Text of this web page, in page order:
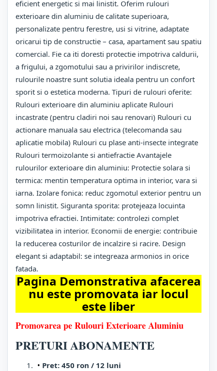
eficient energetic si mai linistit. Oferim rulouri
exterioare din aluminiu de calitate superioara,
personalizate pentru ferestre, usi si vitrine, adaptate
oricarui tip de constructie – casa, apartament sau spatiu
comercial. Fie ca iti doresti protectie impotriva caldurii,
a frigului, a zgomotului sau a privirilor indiscrete,
rulourile noastre sunt solutia ideala pentru un confort
sporit si o estetica moderna. Tipuri de rulouri oferite:
Rulouri exterioare din aluminiu aplicate Rulouri
incastrate (pentru cladiri noi sau renovari) Rulouri cu
actionare manuala sau electrica (telecomanda sau
aplicatie mobila) Rulouri cu plase anti-insecte integrate
Rulouri termoizolante si antiefractie Avantajele
rulourilor exterioare din aluminiu: Protectie solara si
termica: mentin temperatura optima in interior, vara si
iarna. Izolare fonica: reduc zgomotul exterior pentru un
somn linistit. Siguranta sporita: protejeaza locuinta
impotriva efractiei. Intimitate: controlezi complet
vizibilitatea in interior. Economii de energie: contribuie
la reducerea costurilor de incalzire si racire. Design
elegant si adaptabil: se integreaza armonios in orice
fatada.
Pagina Demonstrativa afacerea
nu este promovata iar locul
este liber
Promovarea pe Rulouri Exterioare Aluminiu
PRETURI ABONAMENTE
Pret: 450 ron / 12 luni